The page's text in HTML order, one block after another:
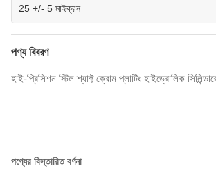
25 +/- 5 মাইক্রন
পণ্য বিবরণ
হাই-প্রিসিশন স্টিল শ্যাফ্ট ক্রোম প্লাটিং হাইড্রোলিক
পণ্যের বিস্তারিত বর্ণনা